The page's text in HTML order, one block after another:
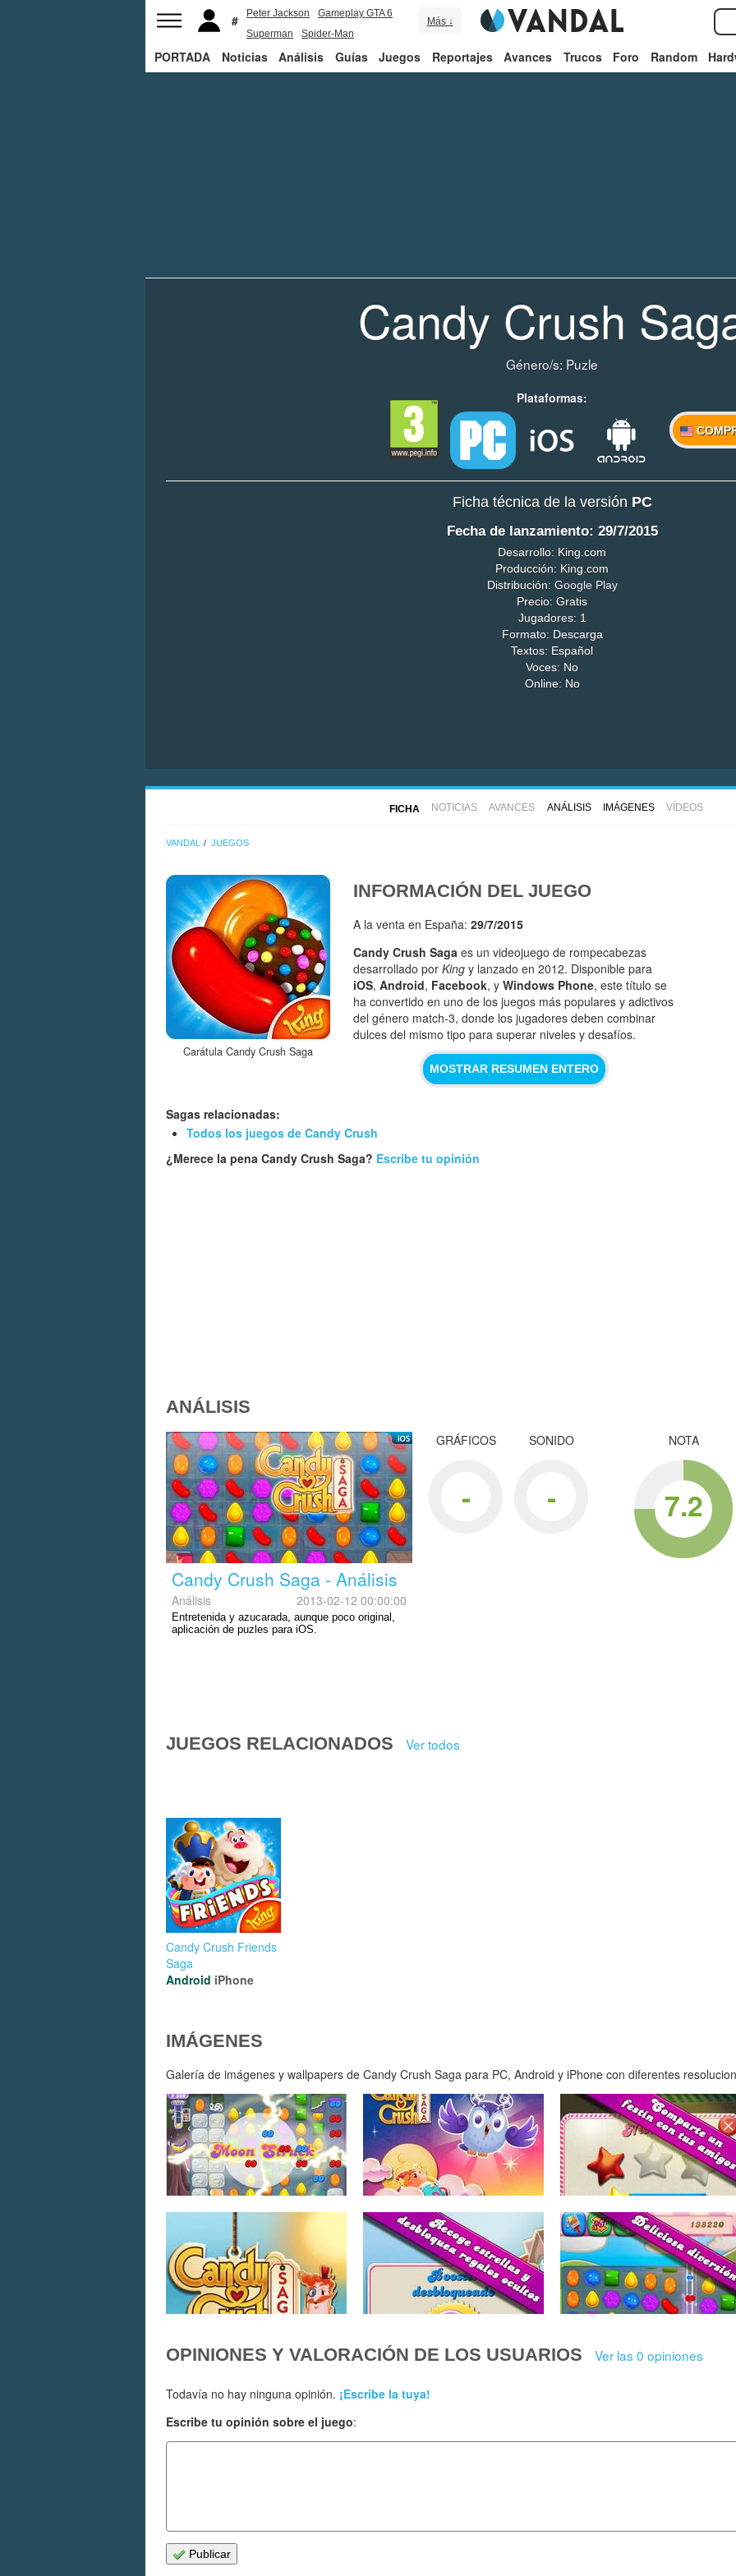
Peter Jackson
Gameplay GTA 6
Superman
Spider-Man
Más ↓
PORTADA Noticias Análisis Guías Juegos Reportajes Avances Trucos Foro Random
Candy Crush
Género/s: Puzle
Plataformas:
Ficha técnica de la versión PC
Fecha de lanzamiento: 29/7/2015
Desarrollo: King.com
Producción: King.com
Distribución: Google Play
Precio: Gratis
Jugadores: 1
Formato: Descarga
Textos: Español
Voces: No
Online: No
FICHA NOTICIAS AVANCES ANÁLISIS IMÁGENES VÍDEOS
VANDAL JUEGOS
Carátula Candy Crush Saga
INFORMACIÓN DEL JUEGO
A la venta en España: 29/7/2015
Candy Crush Saga es un videojuego de rompecabezas
desarrollado por King y lanzado en 2012. Disponible para
iOS, Android, Facebook, y Windows Phone, este título se
ha convertido en uno de los juegos más populares y adictivos
del género match-3, donde los jugadores deben combinar
dulces del mismo tipo para superar niveles y desafíos.
MOSTRAR RESUMEN ENTERO
Sagas relacionadas:
Todos los juegos de Candy Crush
¿Merece la pena Candy Crush Saga? Escribe tu opinión
ANÁLISIS
Candy Crush Saga - Análisis
Análisis 2013-02-12 00:00:00
Entretenida y azucarada, aunque poco original,
aplicación de puzles para iOS.
GRÁFICOS
-
SONIDO
-
NOTA
7.2
JUEGOS RELACIONADOS Ver todos
Candy Crush Friends
Saga
Android iPhone
IMÁGENES
Galería de imágenes y wallpapers de Candy Crush Saga para PC, Android y iPhone con diferentes
OPINIONES Y VALORACIÓN DE LOS USUARIOS Ver las 0 opiniones
Todavía no hay ninguna opinión. ¡Escribe la tuya!
Escribe tu opinión sobre el juego:
Publicar